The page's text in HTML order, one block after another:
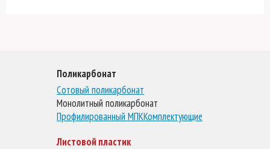
Поликарбонат
Сотовый поликарбонат
Монолитный поликарбонат
Профилированный МПККомплектующие
Листовой пластик